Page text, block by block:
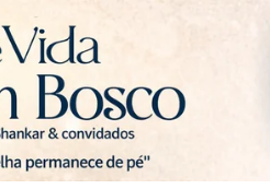
Sair da versão mobile